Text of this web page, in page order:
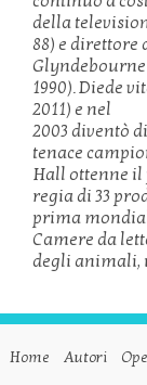
della
88) e direttore
Glyndebourne
1990).Diede
2011) e nel
2003 diventò
tenace
Hall ottenne il
regiadi 33
prima
Camere da
degli animali,
Home Autori